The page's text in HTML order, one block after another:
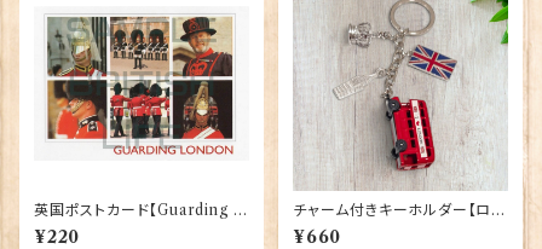
英国ポストカード【Guarding L
ondon】Jadges 90339-04
¥220
チャーム付きキーホルダー【ロン
ドンバス】A&S Gift 90422
¥660